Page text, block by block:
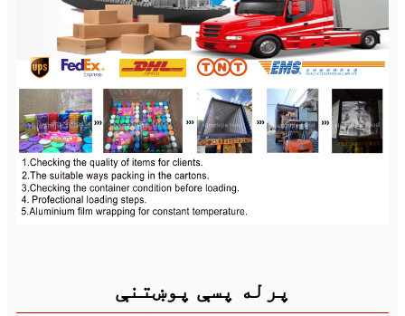
پرله پسې پوښتنې